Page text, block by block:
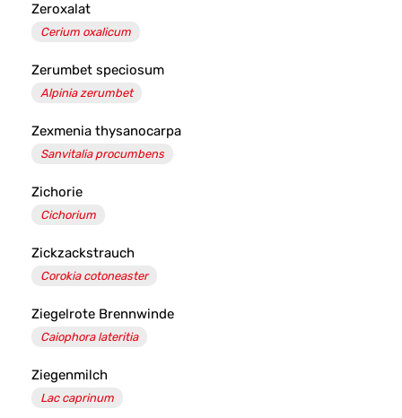
Zeroxalat
Cerium oxalicum
Zerumbet speciosum
Alpinia zerumbet
Zexmenia thysanocarpa
Sanvitalia procumbens
Zichorie
Cichorium
Zickzackstrauch
Corokia cotoneaster
Ziegelrote Brennwinde
Caiophora lateritia
Ziegenmilch
Lac caprinum